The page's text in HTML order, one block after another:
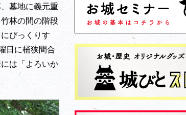
墓地に義元重
林の間の階段
びっくりす
日に桶狭間合
は「よろいか